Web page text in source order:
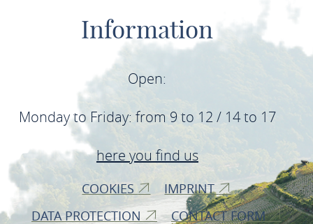
Information
Open:
Monday to Friday: from 9 to 12 / 14 to 17
here you find us
COOKIES
IMPRINT
DATA PROTECTION
CONTACT FORM